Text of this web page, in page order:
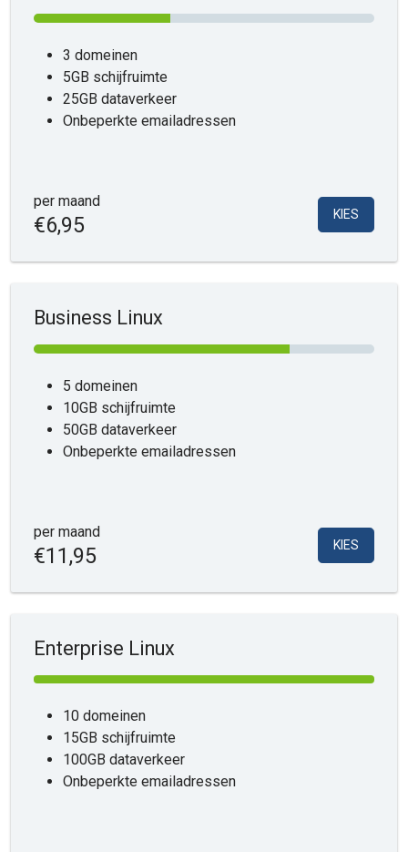
3 domeinen
5GB schijfruimte
25GB dataverkeer
Onbeperkte emailadressen
per maand
€6,95 KIES
Business Linux
5 domeinen
10GB schijfruimte
50GB dataverkeer
Onbeperkte emailadressen
per maand
€11,95 KIES
Enterprise Linux
10 domeinen
15GB schijfruimte
100GB dataverkeer
Onbeperkte emailadressen